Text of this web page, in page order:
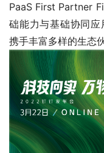
PaaS First Partner
础能力与基础协同应
携手丰富多样的生态